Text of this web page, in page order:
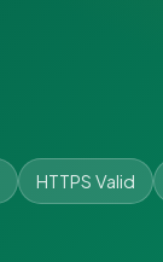
HTTPS Valid